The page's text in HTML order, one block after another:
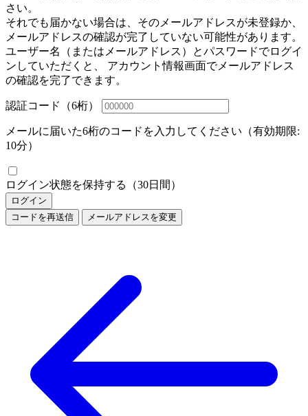
さい。
それでも届かない場合は、そのメールアドレスが未登録か、
メールアドレスの確認が完了していない可能性があります。
ユーザー名（またはメールアドレス）とパスワードでログイ
ンしていただくと、 アカウント情報画面でメールアドレス
の確認を完了できます。
認証コード（6桁）
メールに届いた6桁のコードを入力してください（有効期限:
10分）
ログイン状態を保持する（30日間）
ログイン
コードを再送信
メールアドレスを変更